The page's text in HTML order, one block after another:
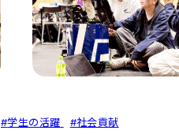
#学生の活躍 #社会貢献